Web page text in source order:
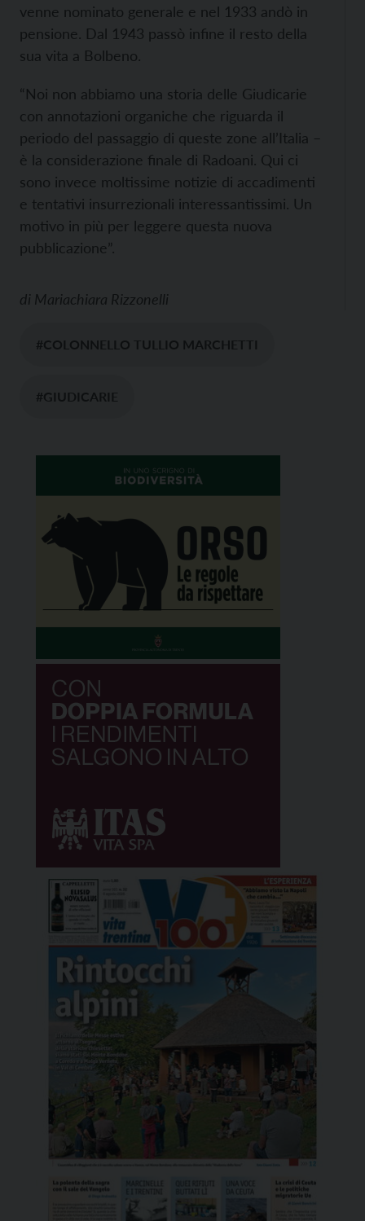
venne nominato generale e nel 1933 andò in
pensione. Dal 1943 passò infine il resto della
sua vita a Bolbeno.
“Noi non abbiamo una storia delle Giudicarie
con annotazioni organiche che riguarda il
periodo del passaggio di queste zone all’Italia –
è la considerazione finale di Radoani. Qui ci
sono invece moltissime notizie di accadimenti
e tentativi insurrezionali interessantissimi. Un
motivo in più per leggere questa nuova
pubblicazione”.
di Mariachiara Rizzonelli
#COLONNELLO TULLIO MARCHETTI
#GIUDICARIE